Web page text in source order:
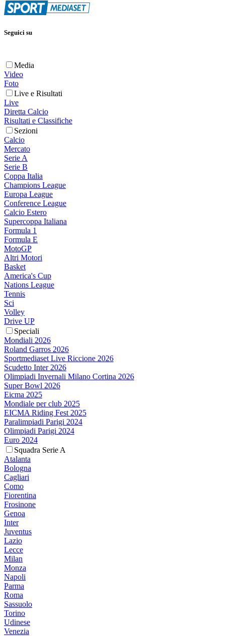
Seguici su
Media
Video
Foto
Live e Risultati
Live
Diretta Calcio
Risultati e Classifiche
Sezioni
Calcio
Mercato
Serie A
Serie B
Coppa Italia
Champions League
Europa League
Conference League
Calcio Estero
Supercoppa Italiana
Formula 1
Formula E
MotoGP
Altri Motori
Basket
America's Cup
Nations League
Tennis
Sci
Volley
Drive UP
Speciali
Mondiali 2026
Roland Garros 2026
Sportmediaset Live Riccione 2026
Scudetto Inter 2026
Olimpiadi Invernali Milano Cortina 2026
Super Bowl 2026
Eicma 2025
Mondiale per club 2025
EICMA Riding Fest 2025
Paralimpiadi Parigi 2024
Olimpiadi Parigi 2024
Euro 2024
Squadra Serie A
Atalanta
Bologna
Cagliari
Como
Fiorentina
Frosinone
Genoa
Inter
Juventus
Lazio
Lecce
Milan
Monza
Napoli
Parma
Roma
Sassuolo
Torino
Udinese
Venezia